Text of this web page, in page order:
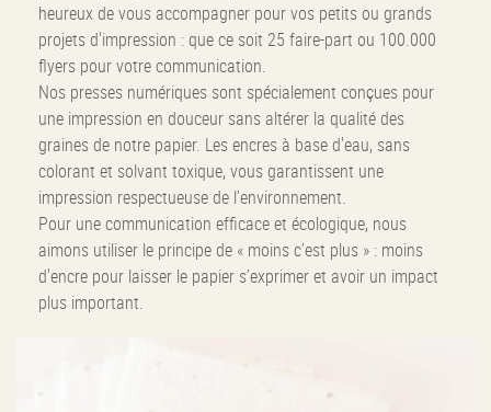
heureux de vous accompagner pour vos petits ou grands
projets d'impression : que ce soit 25 faire-part ou 100.000
flyers pour votre communication.
Nos presses numériques sont spécialement conçues pour
une impression en douceur sans altérer la qualité des
graines de notre papier. Les encres à base d'eau, sans
colorant et solvant toxique, vous garantissent une
impression respectueuse de l’environnement.
Pour une communication efficace et écologique, nous
aimons utiliser le principe de « moins c’est plus » : moins
d'encre pour laisser le papier s’exprimer et avoir un impact
plus important.